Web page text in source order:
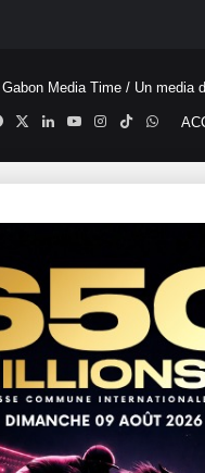
Gabon Media Time / Un media
Facebook
X LinkedinYouTubeInstagram
TikTok